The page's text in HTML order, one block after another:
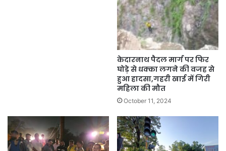
केदारनाथ पैदल मार्ग पर फिर
घोड़े से धक्का लगने की वजह से
हुआ हादसा,गहरी खाई में गिरी
महिला की मौत
October 11, 2024